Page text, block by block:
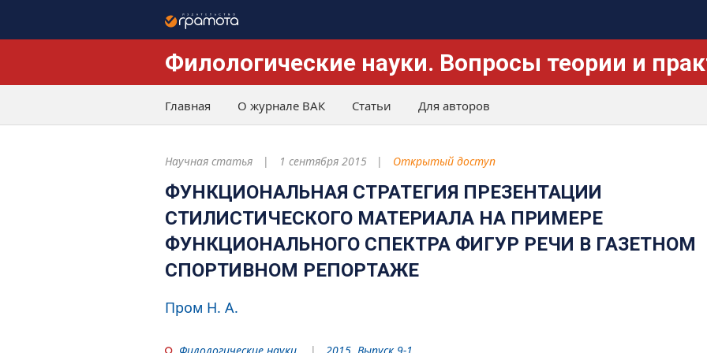
Филологические науки. Вопросы теории и
Главная О журнале ВАК Статьи Для авторов
Научная статья 1 сентября 2015 Открытый доступ
ФУНКЦИОНАЛЬНАЯ СТРАТЕГИЯ ПРЕЗЕНТАЦИИ
СТИЛИСТИЧЕСКОГО МАТЕРИАЛА НА ПРИМЕРЕ
ФУНКЦИОНАЛЬНОГО СПЕКТРА ФИГУР РЕЧИ В ГАЗЕТНОМ
СПОРТИВНОМ РЕПОРТАЖЕ
Пром Н. А.